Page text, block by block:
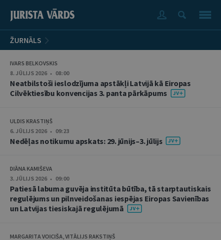
ŽURNĀLS
IVARS BELKOVSKIS
8. JŪLIJS 2026 • 08:00
Neatbilstoši ieslodzījuma apstākļi Latvijā kā Eiropas
Cilvēktiesību konvencijas 3. panta pārkāpums
ULDIS KRASTIŅŠ
6. JŪLIJS 2026 • 09:23
Nedēļas notikumu apskats: 29. jūnijs–3. jūlijs
DIĀNA KAMIŠEVA
3. JŪLIJS 2026 • 09:00
Patiesā labuma guvēja institūta būtība, tā starptautiskais
regulējums un pilnveidošanas iespējas Eiropas Savienības
un Latvijas tiesiskajā regulējumā
MARGARITA VOICIŠA, VITĀLIJS RAKSTIŅŠ